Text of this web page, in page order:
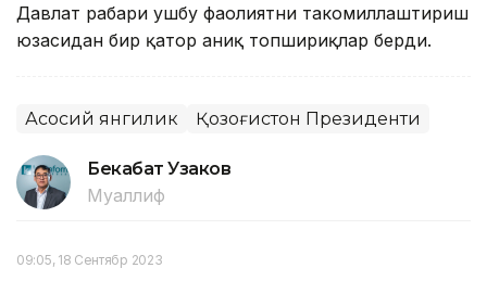
Давлат раҳбари ушбу фаолиятни такомиллаштириш
юзасидан бир қатор аниқ топшириқлар берди.
Асосий янгилик Қозоғистон Президенти
Бекабат Узаков
Муаллиф
09:05, 18 Сентябр 2023